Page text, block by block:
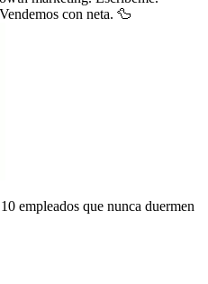
con neta. 🦆
empleados que nunca duermen